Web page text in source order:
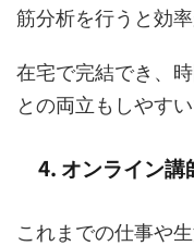
筋分析を行うと効
在宅で完結でき、
との両立もしやすい
4. オンライン講
これまでの仕事や